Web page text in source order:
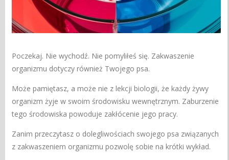
Poczekaj. Nie wychodź. Nie pomyliłeś się. Zakwaszenie
organizmu dotyczy również Twojego psa.
Może pamiętasz, a może nie z lekcji biologii, że każdy żywy
organizm żyje w swoim środowisku wewnętrznym. Zaburzenie
tego środowiska powoduje zakłócenie jego pracy.
Zanim przeczytasz o dolegliwościach swojego psa związanych
z zakwaszeniem organizmu pozwolę sobie na krótki wykład.